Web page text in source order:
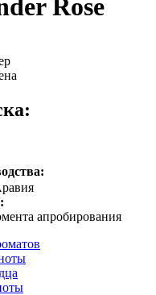
Rose
апробирования